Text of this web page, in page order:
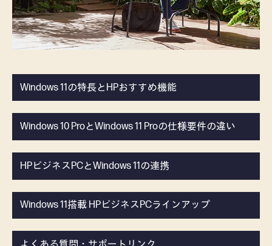
Windows 11の特長とHPおすすめ機能
Windows 10 ProとWindows 11 Proの仕様要件の違い
HPビジネスPCとWindows 11の連携
Windows 11搭載 HPビジネスPCラインアップ